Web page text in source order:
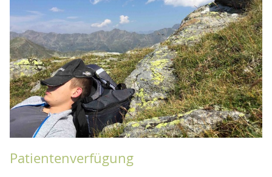
Patientenverfügung